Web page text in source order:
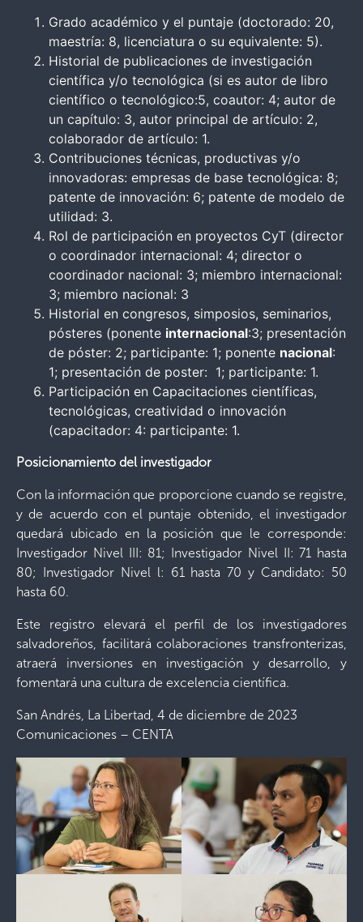
Grado académico y el puntaje (doctorado: 20,
maestría: 8, licenciatura o su equivalente: 5).
Historial de publicaciones de investigación
científica y/o tecnológica (si es autor de libro
científico o tecnológico:5, coautor: 4; autor de
un capítulo: 3, autor principal de artículo: 2,
colaborador de artículo: 1.
Contribuciones técnicas, productivas y/o
innovadoras: empresas de base tecnológica: 8;
patente de innovación: 6; patente de modelo de
utilidad: 3.
Rol de participación en proyectos CyT (director
o coordinador internacional: 4; director o
coordinador nacional: 3; miembro internacional:
3; miembro nacional: 3
Historial en congresos, simposios, seminarios,
pósteres (ponente internacional:3; presentación
de póster: 2; participante: 1; ponente nacional:
1; presentación de poster: 1; participante: 1.
Participación en Capacitaciones científicas,
tecnológicas, creatividad o innovación
(capacitador: 4: participante: 1.
Posicionamiento del investigador
Con la información que proporcione cuando se registre,
y de acuerdo con el puntaje obtenido, el investigador
quedará ubicado en la posición que le corresponde:
Investigador Nivel III: 81; Investigador Nivel II: 71 hasta
80; Investigador Nivel l: 61 hasta 70 y Candidato: 50
hasta 60.
Este registro elevará el perfil de los investigadores
salvadoreños, facilitará colaboraciones transfronterizas,
atraerá inversiones en investigación y desarrollo, y
fomentará una cultura de excelencia científica.
San Andrés, La Libertad, 4 de diciembre de 2023
Comunicaciones – CENTA